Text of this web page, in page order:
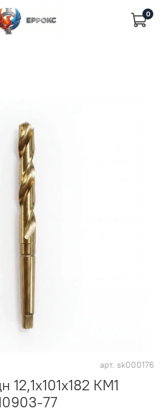
0
арт. sk000176
12,1х101х182 КМ1
77